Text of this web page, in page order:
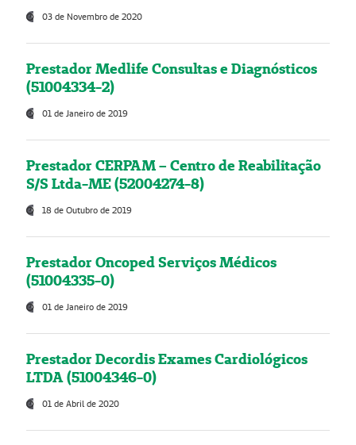
03 de Novembro de 2020
Prestador Medlife Consultas e Diagnósticos
(51004334-2)
01 de Janeiro de 2019
Prestador CERPAM – Centro de Reabilitação
S/S Ltda-ME (52004274-8)
18 de Outubro de 2019
Prestador Oncoped Serviços Médicos
(51004335-0)
01 de Janeiro de 2019
Prestador Decordis Exames Cardiológicos
LTDA (51004346-0)
01 de Abril de 2020